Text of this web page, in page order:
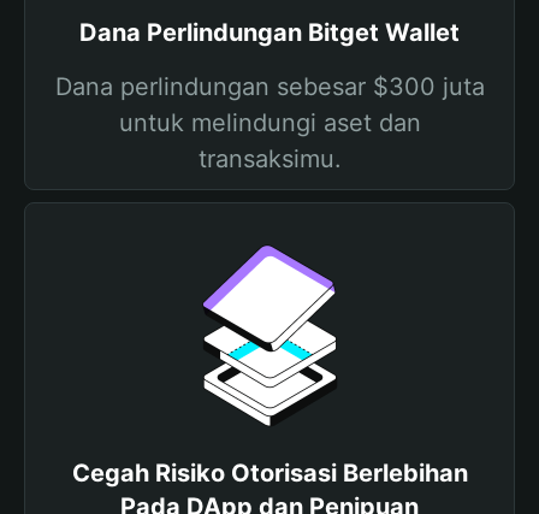
Dana Perlindungan Bitget Wallet
Dana perlindungan sebesar $300 juta
untuk melindungi aset dan
transaksimu.
Cegah Risiko Otorisasi Berlebihan
Pada DApp dan Penipuan